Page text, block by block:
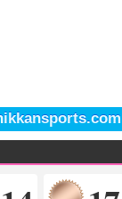
銀メダル